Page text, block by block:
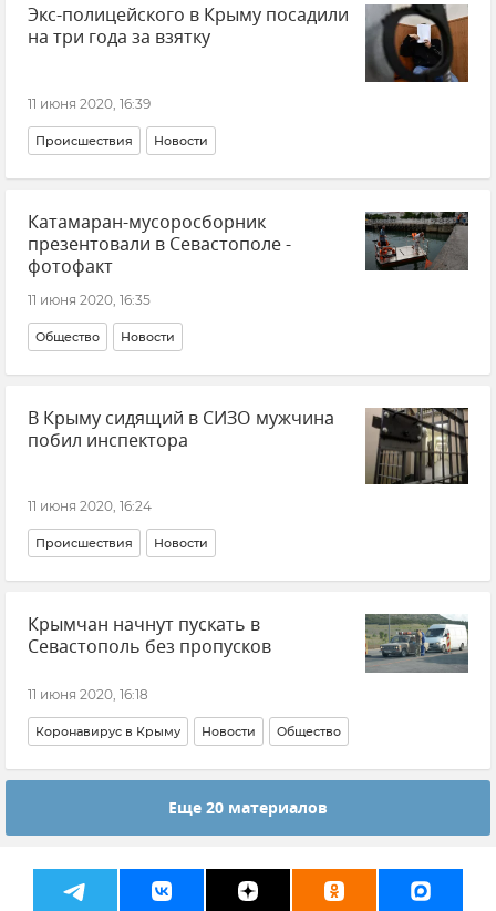
Экс-полицейского в Крыму посадили
на три года за взятку
11 июня 2020, 16:39
Происшествия Новости
Катамаран-мусоросборник
презентовали в Севастополе -
фотофакт
11 июня 2020, 16:35
Общество Новости
В Крыму сидящий в СИЗО мужчина
побил инспектора
11 июня 2020, 16:24
Происшествия Новости
Крымчан начнут пускать в
Севастополь без пропусков
11 июня 2020, 16:18
Коронавирус в Крыму Новости Общество
Еще 20 материалов